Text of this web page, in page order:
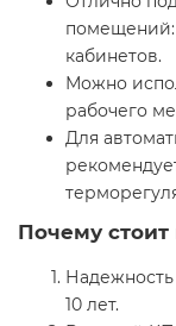
помещений:
кабинетов.
Можно
рабочего
Для
Почему
10 лет.